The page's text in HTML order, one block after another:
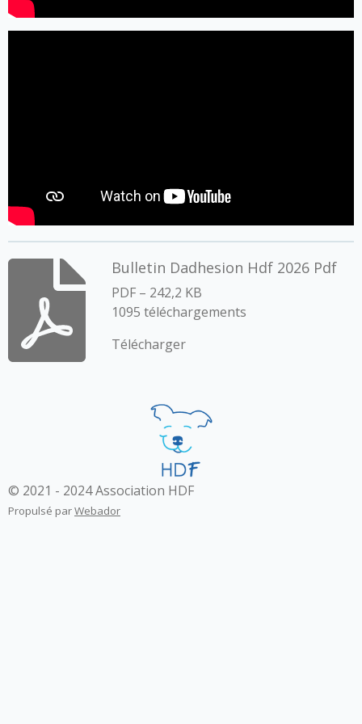
Bulletin Dadhesion Hdf 2026 Pdf
PDF – 242,2 KB
1095 téléchargements
Télécharger
© 2021 - 2024 Association HDF
Propulsé parWebador